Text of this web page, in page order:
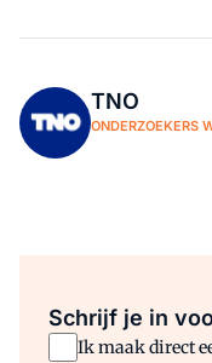
TNO
ONDERZOEKERS
Schrijf je in
Ik maak direct